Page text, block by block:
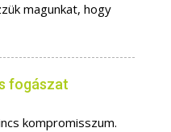
magunkat, hogy
fogászat
kompromisszum.